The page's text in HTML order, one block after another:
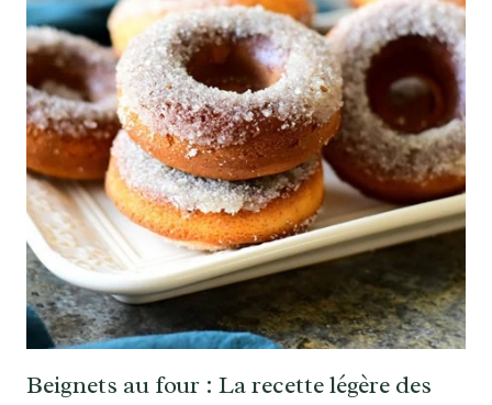
Beignets au four : La recette légère des